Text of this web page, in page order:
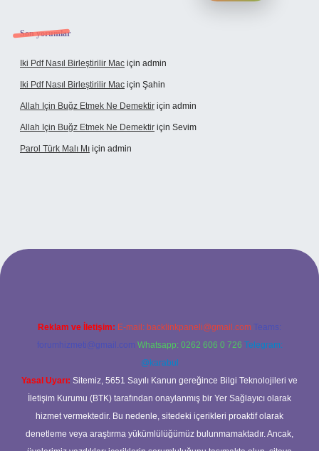
Son yorumlar
Iki Pdf Nasıl Birleştirilir Mac için admin
Iki Pdf Nasıl Birleştirilir Mac için Şahin
Allah Için Buğz Etmek Ne Demektir için admin
Allah Için Buğz Etmek Ne Demektir için Sevim
Parol Türk Malı Mı için admin
giriş
Reklam ve İletişim: E-mail: backlinkpaneli@gmail.com Teams:
forumhizmeti@gmail.com Whatsapp: 0262 606 0 726 Telegram:
@karabul
Yasal Uyarı: Sitemiz, 5651 Sayılı Kanun gereğince Bilgi Teknolojileri ve
İletişim Kurumu (BTK) tarafından onaylanmış bir Yer Sağlayıcı olarak
hizmet vermektedir. Bu nedenle, sitedeki içerikleri proaktif olarak
denetleme veya araştırma yükümlülüğümüz bulunmamaktadır. Ancak,